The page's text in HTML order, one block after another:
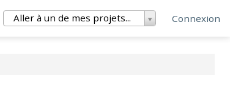
Aller à un de mes projets... Connexion